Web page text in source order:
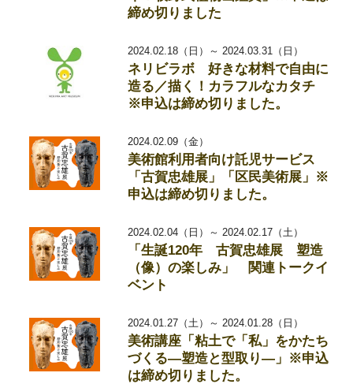
締め切りました
2024.02.18（日）～ 2024.03.31（日）
ネリビラボ 好きな材料で自由に
造る／描く！カラフルなカタチ
※申込は締め切りました。
2024.02.09（金）
美術館利用者向け託児サービス
「古賀忠雄展」「区民美術展」※
申込は締め切りました。
2024.02.04（日）～ 2024.02.17（土）
「生誕120年 古賀忠雄展 塑造
（像）の楽しみ」 関連トークイ
ベント
2024.01.27（土）～ 2024.01.28（日）
美術講座「粘土で「私」をかたち
づくる―塑造と型取り―」※申込
は締め切りました。